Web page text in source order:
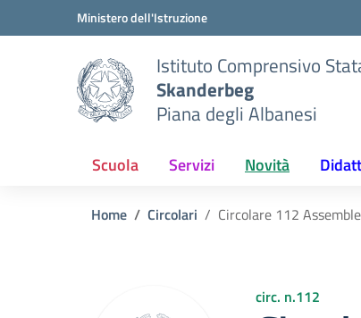
Vai ai contenuti
Vai al menu di navigazione
Ministero dell'Istruzione
Istituto Comprensivo
Skanderbeg
Piana degli Albanesi
Scuola Servizi Novità
Home Circolari Circolare 112
circ. n.112